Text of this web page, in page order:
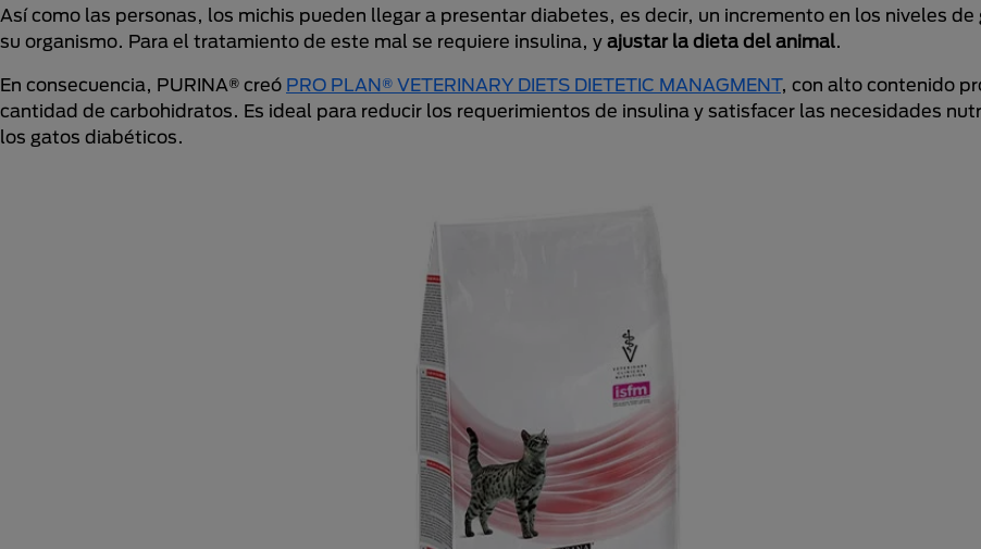
Así como las personas, los michis pueden llegar a presentar diabetes, es decir, un incremento en los niveles de
su organismo. Para el tratamiento de este mal se requiere insulina, y ajustar la dieta del animal.
En consecuencia, PURINA® creó PRO PLAN® VETERINARY DIETS DIETETIC MANAGMENT, con alto contenido
cantidad de carbohidratos. Es ideal para reducir los requerimientos de insulina y satisfacer las necesidades
los gatos diabéticos.